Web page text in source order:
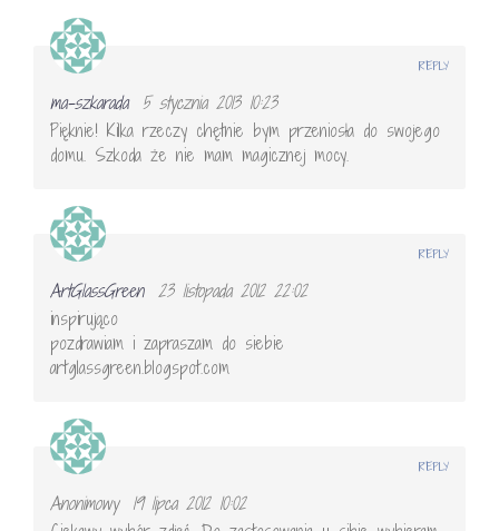
ma-szkarada
5 stycznia 2013 10:23
Pięknie! Kilka rzeczy chętnie bym przeniosła do swojego
domu. Szkoda że nie mam magicznej mocy.
REPLY
ArtGlassGreen 23 listopada 2012 22:02
inspirująco
pozdrawiam i zapraszam do siebie
artglassgreen.blogspot.com
REPLY
Anonimowy
19 lipca 2012 10:02
REPLY